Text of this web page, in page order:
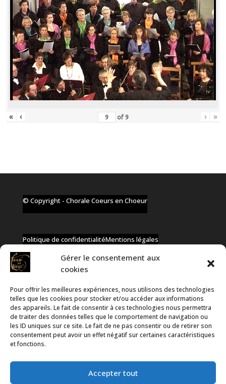
Gérer le consentement aux
cookies
Pour offrir les meilleures expériences, nous utilisons des technologies
telles que les cookies pour stocker et/ou accéder aux informations
des appareils. Le fait de consentir à ces technologies nous permettra
de traiter des données telles que le comportement de navigation ou
les ID uniques sur ce site. Le fait de ne pas consentir ou de retirer son
consentement peut avoir un effet négatif sur certaines caractéristiques
et fonctions.
Accepter tout
« ‹ of 9 › »
© Copyright - Chorale Coeurs en Choeur
Politique de confidentialitéMentions légales
✆ +32 477 91 58 46
✉ infos@coeurs-en-choeur.be
Toute proposition de partenariat en développement sera